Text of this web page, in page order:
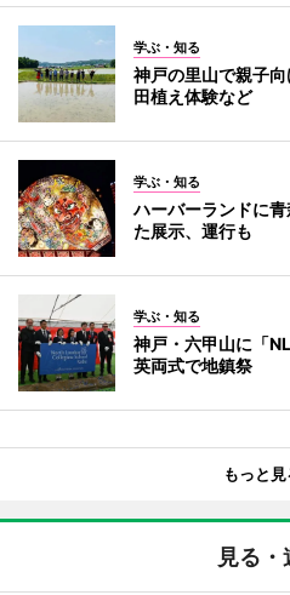
学ぶ・知る
神戸の里山で親子
田植え体験など
学ぶ・知る
ハーバーランドに
た展示、運行も
学ぶ・知る
神戸・六甲山に「
英両式で地鎮祭
もっと見
見る・